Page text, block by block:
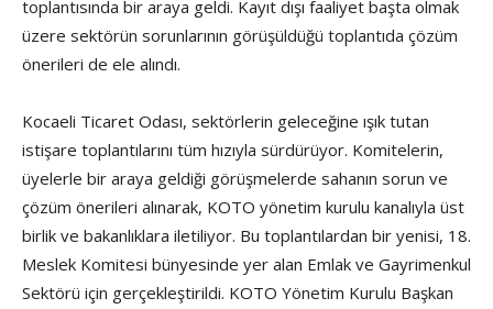
toplantısında bir araya geldi. Kayıt dışı faaliyet başta olmak
üzere sektörün sorunlarının görüşüldüğü toplantıda çözüm
önerileri de ele alındı.
Kocaeli Ticaret Odası, sektörlerin geleceğine ışık tutan
istişare toplantılarını tüm hızıyla sürdürüyor. Komitelerin,
üyelerle bir araya geldiği görüşmelerde sahanın sorun ve
çözüm önerileri alınarak, KOTO yönetim kurulu kanalıyla üst
birlik ve bakanlıklara iletiliyor. Bu toplantılardan bir yenisi, 18.
Meslek Komitesi bünyesinde yer alan Emlak ve Gayrimenkul
Sektörü için gerçekleştirildi. KOTO Yönetim Kurulu Başkan